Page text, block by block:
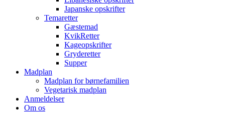
Japanske opskrifter
Temaretter
Gæstemad
KvikRetter
Kageopskrifter
Gryderetter
Supper
Madplan
Madplan for børnefamilien
Vegetarisk madplan
Anmeldelser
Om os